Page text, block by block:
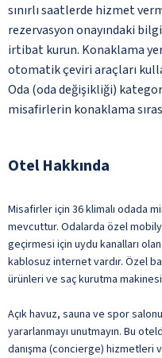
sınırlı saatlerde hizmet
rezervasyon onayındaki
irtibat kurun. Konaklama
otomatik çeviri araçları
Oda (oda değişikliği)
misafirlerin konaklama
Otel Hakkında
Misafirler için 36 klimalı odada
mevcuttur. Odalarda özel
geçirmesi için uydu kanalları
kablosuz internet vardır. Özel
ürünleri ve saç kurutma makinesi
Açık havuz, sauna ve spor
yararlanmayı unutmayın. Bu
danışma (concierge) hizmetleri